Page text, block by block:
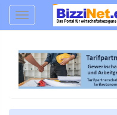
Navigation